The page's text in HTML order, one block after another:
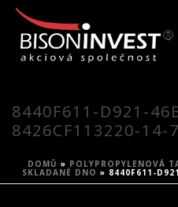
8440F611-D921-
8426CF113220-14-7
DOMŮ » POLYPROPYLENOVÁ
SKLADANÉ DNO » 8440F611-